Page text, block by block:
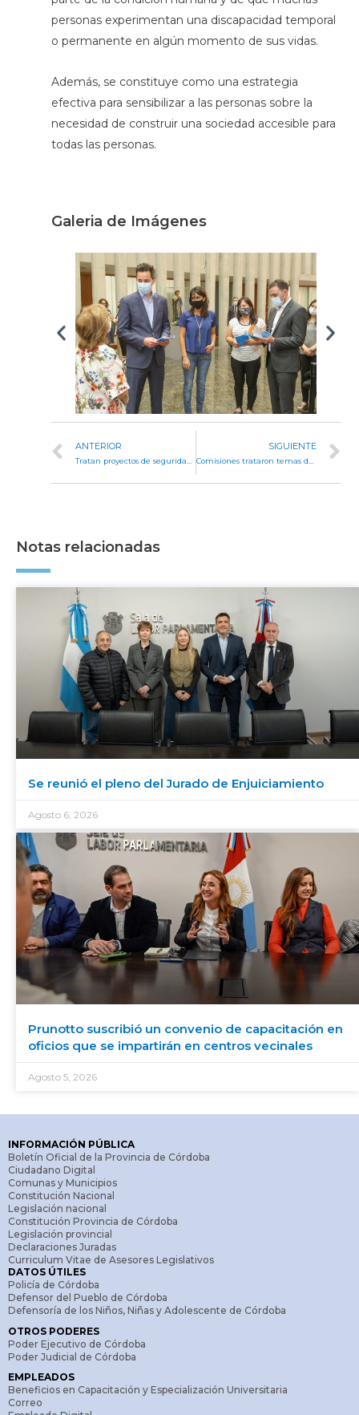
personas experimentan una discapacidad temporal
o permanente en algún momento de sus vidas.
Además, se constituye como una estrategia
efectiva para sensibilizar a las personas sobre la
necesidad de construir una sociedad accesible para
todas las personas.
Galeria de Imágenes
ANTERIOR SIGUIENTE
Notas relacionadas
Se reunió el pleno del Jurado de Enjuiciamiento
Agosto 6, 2026
Prunotto suscribió un convenio de capacitación en
oficios que se impartirán en centros vecinales
Agosto 5, 2026
INFORMACIÓN PÚBLICA
Boletín Oficial de la Provincia de Córdoba
Ciudadano Digital
Comunas y Municipios
Constitución Nacional
Legislación nacional
Constitución Provincia de Córdoba
Legislación provincial
Declaraciones Juradas
Curriculum Vitae de Asesores Legislativos
DATOS ÚTILES
Policía de Córdoba
Defensor del Pueblo de Córdoba
Defensoría de los Niños, Niñas y Adolescente de Córdoba
OTROS PODERES
Poder Ejecutivo de Córdoba
Poder Judicial de Córdoba
EMPLEADOS
Beneficios en Capacitación y Especialización Universitaria
Correo